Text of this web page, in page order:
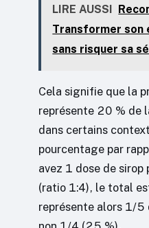
LIRE AUSSI
Transformer son
sans risquer sa
Cela signifie que la
représente 20 % de
dans certains
pourcentage par
avez 1 dose de sirop
(ratio 1:4), le total
représente alors 1/